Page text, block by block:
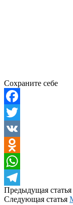
Сохраните себе
Facebook
Twitter
VK
Odnoklassniki
WhatsApp
Telegram
Предыдущая статья
Следующая статья